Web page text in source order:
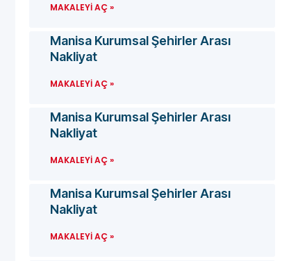
MAKALEYI AÇ »
Manisa Kurumsal Şehirler Arası
Nakliyat
MAKALEYI AÇ »
Manisa Kurumsal Şehirler Arası
Nakliyat
MAKALEYI AÇ »
Manisa Kurumsal Şehirler Arası
Nakliyat
MAKALEYI AÇ »